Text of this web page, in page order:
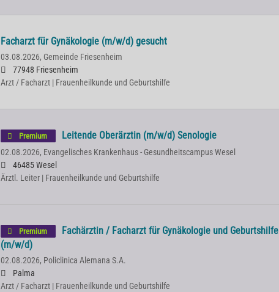
Facharzt für Gynäkologie (m/w/d) gesucht
03.08.2026, Gemeinde Friesenheim
77948 Friesenheim
Arzt / Facharzt | Frauenheilkunde und Geburtshilfe
Premium Leitende Oberärztin (m/w/d) Senologie
02.08.2026, Evangelisches Krankenhaus - Gesundheitscampus Wesel
46485 Wesel
Ärztl. Leiter | Frauenheilkunde und Geburtshilfe
Premium
Fachärztin / Facharzt für Gynäkologie und Geburtshilfe
(m/w/d)
02.08.2026, Policlinica Alemana S.A.
Palma
Arzt / Facharzt | Frauenheilkunde und Geburtshilfe